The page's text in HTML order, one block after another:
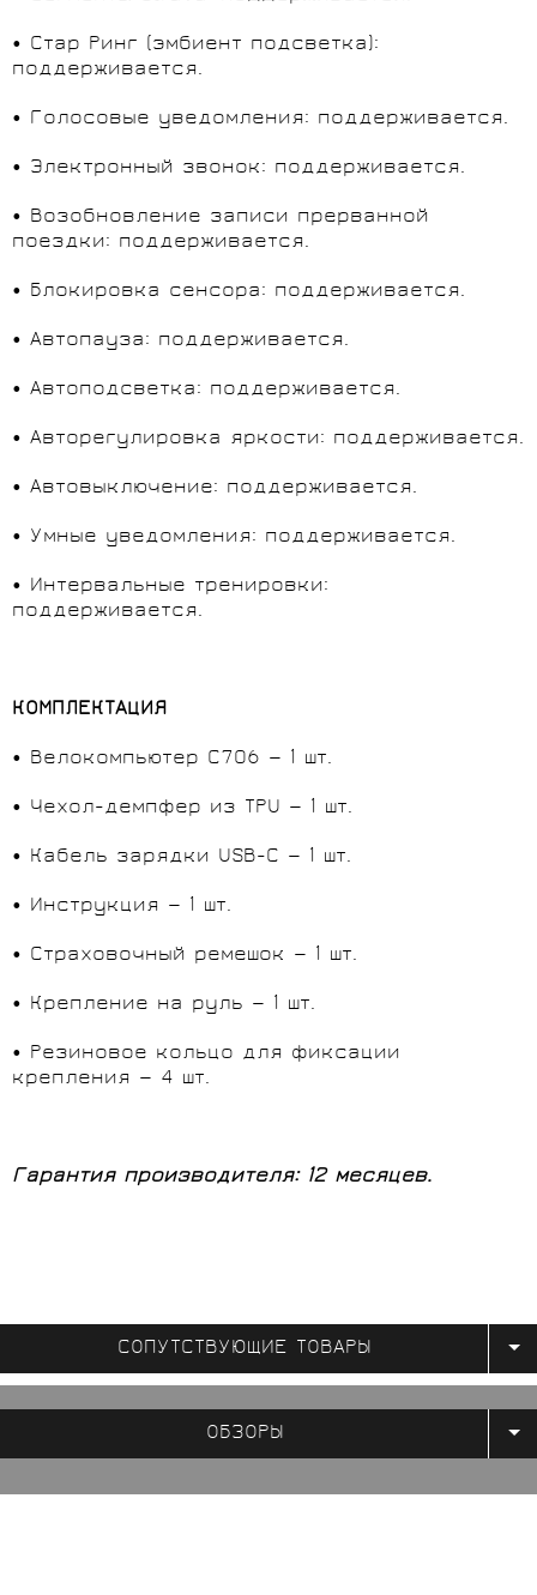
• Стар Ринг (эмбиент подсветка):
поддерживается.
• Голосовые уведомления: поддерживается.
• Электронный звонок: поддерживается.
• Возобновление записи прерванной
поездки: поддерживается.
• Блокировка сенсора: поддерживается.
• Автопауза: поддерживается.
• Автоподсветка: поддерживается.
• Авторегулировка яркости: поддерживается.
• Автовыключение: поддерживается.
• Умные уведомления: поддерживается.
• Интервальные тренировки:
поддерживается.
КОМПЛЕКТАЦИЯ
• Велокомпьютер C706 — 1 шт.
• Чехол-демпфер из TPU — 1 шт.
• Кабель зарядки USB-C — 1 шт.
• Инструкция — 1 шт.
• Страховочный ремешок — 1 шт.
• Крепление на руль — 1 шт.
• Резиновое кольцо для фиксации
крепления — 4 шт.
Гарантия производителя: 12 месяцев.
СОПУТСТВУЮЩИЕ ТОВАРЫ
ОБЗОРЫ